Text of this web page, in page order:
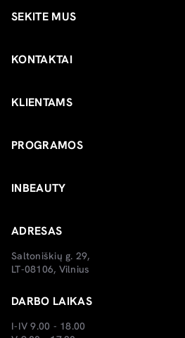
SEKITE MUS
KONTAKTAI
KLIENTAMS
PROGRAMOS
INBEAUTY
ADRESAS
Saltoniškių g. 29,
LT-08106, Vilnius
DARBO LAIKAS
I-IV 9.00 - 18.00